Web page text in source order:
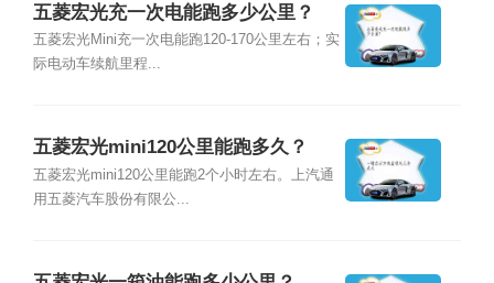
五菱宏光充一次电能跑多少公里？
五菱宏光Mini充一次电能跑120-170公里左右；实
际电动车续航里程...
五菱宏光mini120公里能跑多久？
五菱宏光mini120公里能跑2个小时左右。上汽通
用五菱汽车股份有限公...